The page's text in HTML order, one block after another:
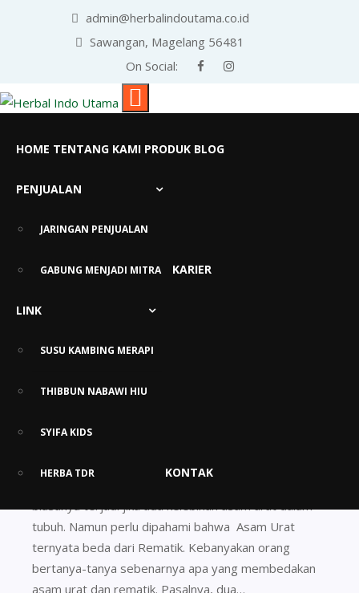
admin@herbalindoutama.co.id
Sawangan, Magelang 56481
On Social:
HOME TENTANG KAMI PRODUK BLOG
PENJUALAN
JARINGAN PENJUALAN
GABUNG MENJADI MITRA KARIER
LINK
SUSU KAMBING MERAPI
THIBBUN NABAWI HIU
SYIFA KIDS
HERBA TDR KONTAK
Tag:asam urat sembuh
biasanya terjadi jika ada kelebihan asam urat dalam
tubuh. Namun perlu dipahami bahwa Asam Urat
ternyata beda dari Rematik. Kebanyakan orang
bertanya-tanya sebenarnya apa yang membedakan
asam urat dan rematik. Pasalnya, dua…